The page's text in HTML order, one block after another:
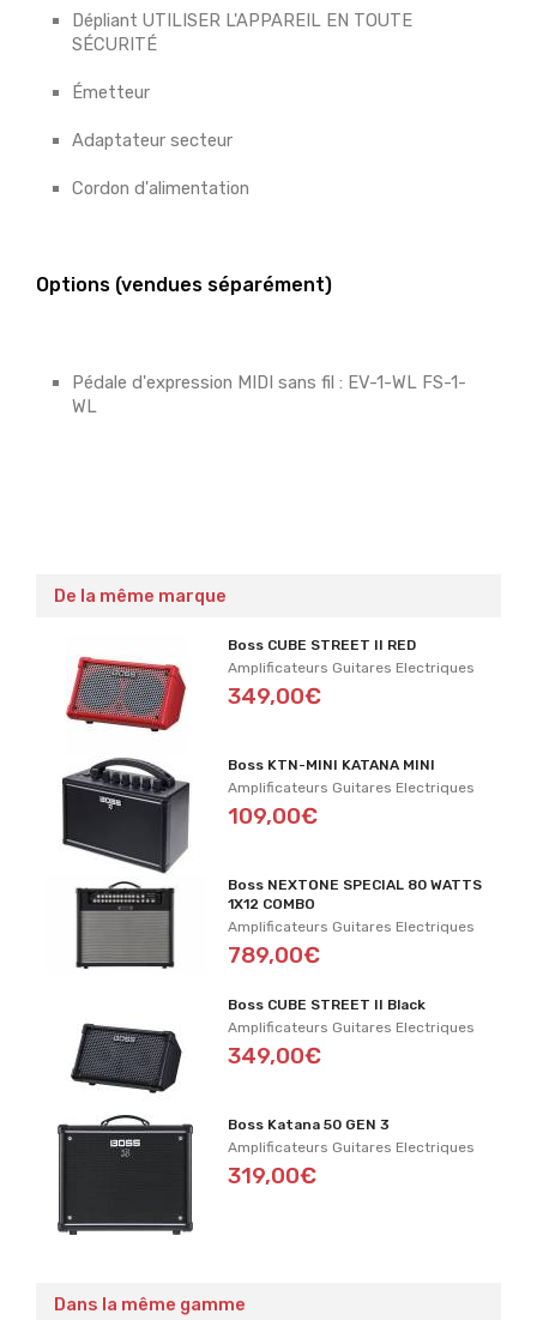
Dépliant UTILISER L'APPAREIL EN TOUTE
SÉCURITÉ
Émetteur
Adaptateur secteur
Cordon d'alimentation
Options (vendues séparément)
Pédale d'expression MIDI sans fil : EV-1-WL FS-1-
WL
De la même marque
Boss CUBE STREET II RED
Amplificateurs Guitares Electriques
349,00€
Boss KTN-MINI KATANA MINI
Amplificateurs Guitares Electriques
109,00€
Boss NEXTONE SPECIAL 80 WATTS
1X12 COMBO
Amplificateurs Guitares Electriques
789,00€
Boss CUBE STREET II Black
Amplificateurs Guitares Electriques
349,00€
Boss Katana 50 GEN 3
Amplificateurs Guitares Electriques
319,00€
Dans la même gamme